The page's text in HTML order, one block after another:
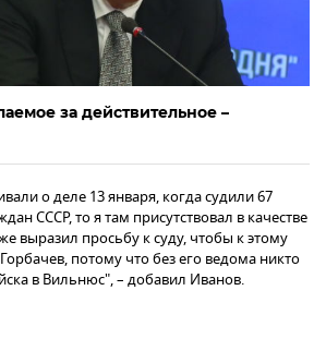
за действительное –
о деле 13 января, когда судили 67
СССР, то я там присутствовал в качестве
выразил просьбу к суду, чтобы к этому
потому что без его ведома никто
в Вильнюс", – добавил Иванов.